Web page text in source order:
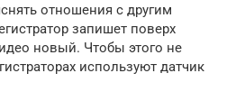
отношения с другим
запишет поверх
новый. Чтобы этого не
используют датчик